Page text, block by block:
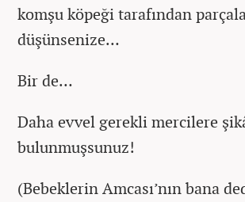
komşu köpeği tarafından
düşünsenize…
Bir de…
Daha evvel gerekli mercilere
bulunmuşsunuz!
(Bebeklerin Amcası’nın bana